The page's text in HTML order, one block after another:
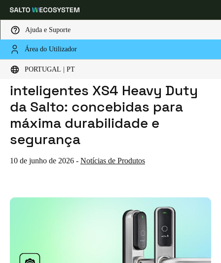
Ajuda e Suporte
Área do Utilizador
PORTUGAL | PT
Escolha a sua localização e definições de idioma
Global Europe North America Caribbean -
Portugal| Português
Germany
HOME
NOTICIAS
NOVAS FECHADURAS INTELIGENTES XS4 HEAVY DUTY DA SALTO: CONCEBIDAS PARA MÁXIMA DURABILIDADE E SEGURANÇA
Novas fechaduras
inteligentes XS4 Heavy Duty
da Salto: concebidas para
máxima durabilidade e
segurança
10 de junho de 2026 - Notícias de Produtos